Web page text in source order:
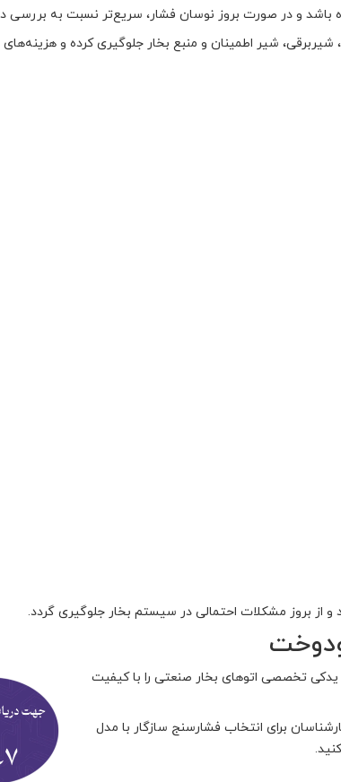
و در صورت بروز نوسان فشار، سریع‌تر نسبت به بررسی
شیر اطمینان و منبع بخار جلوگیری کرده و
بروز مشکلات احتمالی در سیستم بخار جلوگیری گردد.
تخصصی اتوهای بخار صنعتی را با کیفیت
برای انتخاب فشارسنج سازگار با مدل